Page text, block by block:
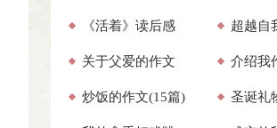
会范文汇总五篇 （精选45
《活着》读后感 超越自
（精选13
关于父爱的作文
(15篇)
介绍我
炒饭的作文(15篇) 圣诞礼